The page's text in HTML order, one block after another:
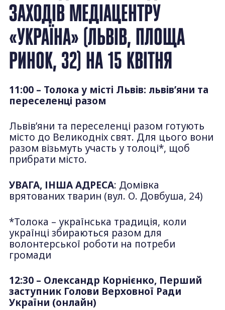
ЗАХОДІВ МЕДІАЦЕНТРУ
«УКРАЇНА» (ЛЬВІВ, ПЛОЩА
РИНОК, 32) НА 15 КВІТНЯ
11:00 – Толока у місті Львів: львів’яни та
переселенці разом
Львів’яни та переселенці разом готують
місто до Великодніх свят. Для цього вони
разом візьмуть участь у толоці*, щоб
прибрати місто.
УВАГА, ІНША АДРЕСА: Домівка
врятованих тварин (вул. О. Довбуша, 24)
*Толока – українська традиція, коли
українці збираються разом для
волонтерської роботи на потреби
громади
12:30 – Олександр Корнієнко, Перший
заступник Голови Верховної Ради
України (онлайн)